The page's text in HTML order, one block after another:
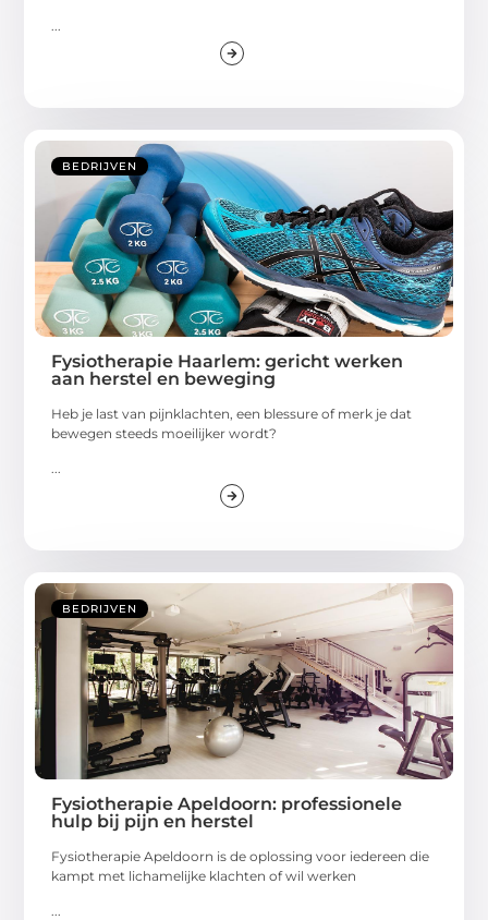
BEDRIJVEN
Fysiotherapie Haarlem: gericht werken
aan herstel en beweging
Heb je last van pijnklachten, een blessure of merk je dat
bewegen steeds moeilijker wordt?
...
BEDRIJVEN
Fysiotherapie Apeldoorn: professionele
hulp bij pijn en herstel
Fysiotherapie Apeldoorn is de oplossing voor iedereen die
kampt met lichamelijke klachten of wil werken
...